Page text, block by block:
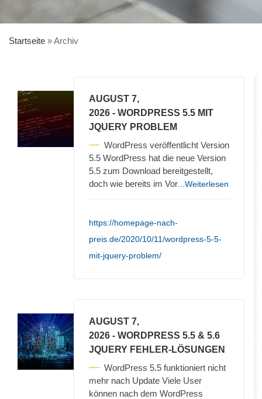
Startseite »Archiv
AUGUST 7,
2026 - WORDPRESS 5.5 MIT
JQUERY PROBLEM
WordPress veröffentlicht Version
5.5 WordPress hat die neue Version
5.5 zum Download bereitgestellt,
doch wie bereits im Vor ...Weiterlesen
https://homepage-nach-
preis.de/2020/10/11/wordpress-5-5-
mit-jquery-problem/
AUGUST 7,
2026 - WORDPRESS 5.5 & 5.6
JQUERY FEHLER-LÖSUNGEN
WordPress 5.5 funktioniert nicht
mehr nach Update Viele User
können nach dem WordPress